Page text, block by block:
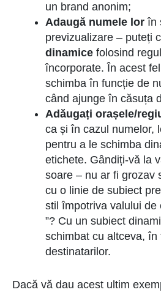
un brand anonim;
Adaugă numele lor în
previzualizare – puteți
dinamice folosind
încorporate. În acest
schimba în funcție de
când ajunge în căsuța
Adăugați orașele/
ca și în cazul numelor,
pentru a le schimba
etichete. Gândiți-vă la
soare – nu ar fi grozav
cu o linie de subiect
stil împotriva valului de
”? Cu un subiect
schimbat cu altceva,
destinatarilor.
Dacă vă dau acest ultim